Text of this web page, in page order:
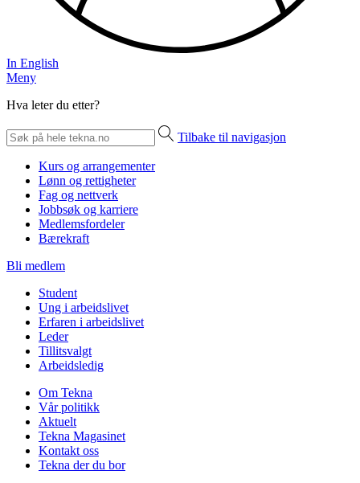
In English
Meny
Hva leter du etter?
Tilbake til navigasjon
Kurs og arrangementer
Lønn og rettigheter
Fag og nettverk
Jobbsøk og karriere
Medlemsfordeler
Bærekraft
Bli medlem
Student
Ung i arbeidslivet
Erfaren i arbeidslivet
Leder
Tillitsvalgt
Arbeidsledig
Om Tekna
Vår politikk
Aktuelt
Tekna Magasinet
Kontakt oss
Tekna der du bor